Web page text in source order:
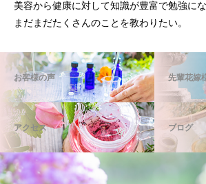
美容から健康に対して知識が豊富で勉強に
まだまだたくさんのことを教わりたい。
お客様の声 先輩花嫁
アクセス ブログ